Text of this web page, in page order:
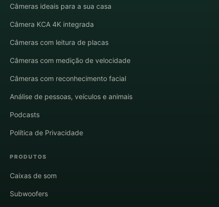
Câmeras ideais para a sua casa
Câmera KCA 4K integrada
Câmeras com leitura de placas
Câmeras com medição de velocidade
Câmeras com reconhecimento facial
Análise de pessoas, veículos e animais
Podcasts
Política de Privacidade
PRODUTOS
Caixas de som
Subwoofers